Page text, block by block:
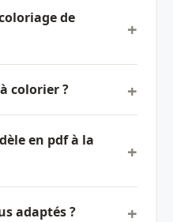
de
colorier ?
en pdf à la
adaptés ?